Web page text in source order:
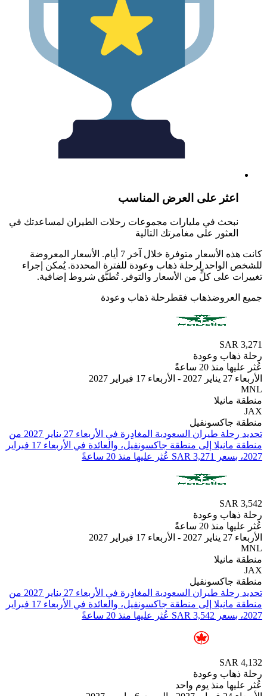
على العرض المناسب
في مليارات مجموعات رحلات الطيران لمساعدتك في
على مغامرتك التالية
كانت هذه الأسعار متوفرة خلال آخر 7 أيام. الأسعار المعروضة
لرحلة ذهاب وعودة للفترة المحددة. يُمكن إجراء
على كلٍّ من الأسعار والتوفر. تُطبَّق شروط إضافية.
ذهاب فقطرحلة ذهاب وعودة
وعودة
20 ساعةً
جاكسونفيل
تحديد رحلة طيران ⁦السعودية⁩ المغادِرة في ⁦الأربعاء 27 يناير 2027⁩ من
⁦منطقة مانيلا⁩ إلى ⁦منطقة جاكسونفيل⁩، والعائدة في ⁦الأربعاء 17 فبراير
وعودة
20 ساعةً
جاكسونفيل
تحديد رحلة طيران ⁦السعودية⁩ المغادِرة في ⁦الأربعاء 27 يناير 2027⁩ من
⁦منطقة مانيلا⁩ إلى ⁦منطقة جاكسونفيل⁩، والعائدة في ⁦الأربعاء 17 فبراير
وعودة
منذ يوم واحد